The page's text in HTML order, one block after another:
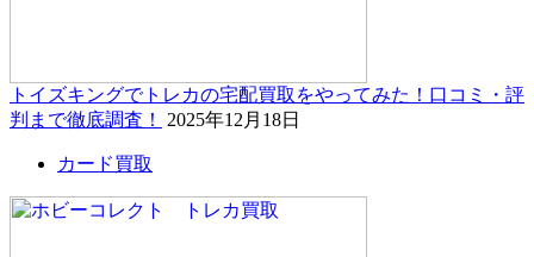
トイズキングでトレカの宅配買取をやってみた！口コミ・評
判まで徹底調査！
2025年12月18日
カード買取